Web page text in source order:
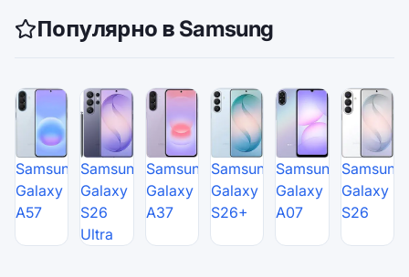
Популярно в Samsung
Samsung
Galaxy
A57
Samsung
Galaxy
S26
Ultra
Samsung
Galaxy
A37
Samsung
Galaxy
S26+
Samsung
Galaxy
A07
Samsung
Galaxy
S26